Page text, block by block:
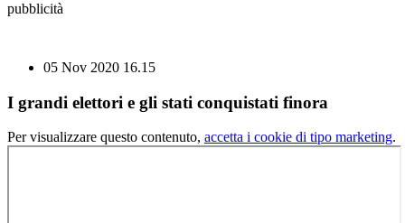
pubblicità
05 Nov 2020 16.15
I grandi elettori e gli stati conquistati finora
Per visualizzare questo contenuto, accetta i cookie di tipo marketing.